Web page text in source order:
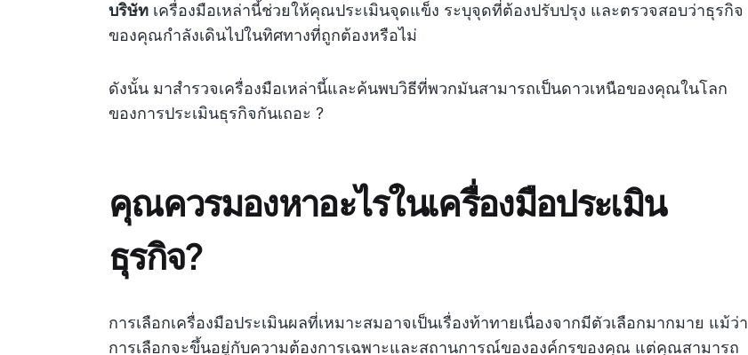
บริษัท เครื่องมือเหล่านี้ช่วยให้คุณประเมินจุดแข็ง ระบุจุดที่ต้องปรับปรุง และตรวจสอบว่าธุรกิจ
ของคุณกำลังเดินไปในทิศทางที่ถูกต้องหรือไม่
ดังนั้น มาสำรวจเครื่องมือเหล่านี้และค้นพบวิธีที่พวกมันสามารถเป็นดาวเหนือของคุณในโลก
ของการประเมินธุรกิจกันเถอะ ?
คุณควรมองหาอะไรในเครื่องมือประเมิน
ธุรกิจ?
การเลือกเครื่องมือประเมินผลที่เหมาะสมอาจเป็นเรื่องท้าทายเนื่องจากมีตัวเลือกมากมาย แม้ว่า
การเลือกจะขึ้นอยู่กับความต้องการเฉพาะและสถานการณ์ขององค์กรของคุณ แต่คุณสามารถ